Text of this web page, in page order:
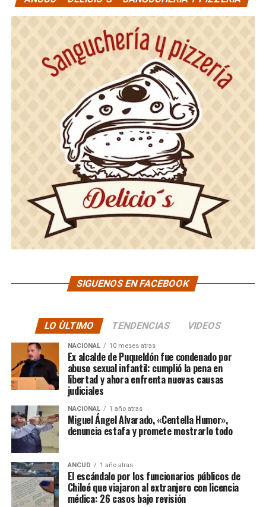
SIGUENOS EN FACEBOOK
LO ÙLTIMO TENDENCIAS VIDEOS
NACIONAL 10 meses atras
Ex alcalde de Puqueldón fue condenado por
abuso sexual infantil: cumplió la pena en
libertad y ahora enfrenta nuevas causas
judiciales
NACIONAL 1 año atras
Miguel Ángel Alvarado, «Centella Humor»,
denuncia estafa y promete mostrarlo todo
ANCUD 1 año atras
El escándalo por los funcionarios públicos de
Chiloé que viajaron al extranjero con licencia
médica: 26 casos bajo revisión